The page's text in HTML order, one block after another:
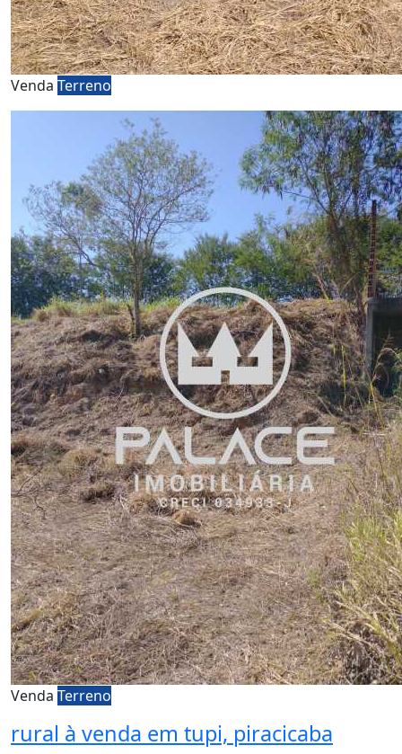
VendaTerreno
VendaTerreno
rural à venda em tupi, piracicaba
Tupi - Piracicaba